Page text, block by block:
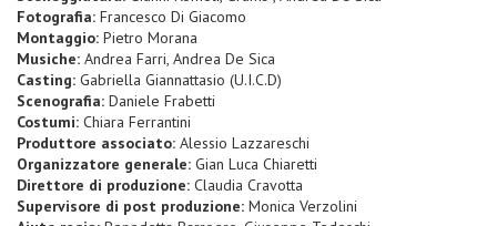
Fotografia: Francesco Di Giacomo
Montaggio: Pietro Morana
Musiche: Andrea Farri, Andrea De Sica
Casting: Gabriella Giannattasio (U.I.C.D)
Scenografia: Daniele Frabetti
Costumi: Chiara Ferrantini
Produttore associato: Alessio Lazzareschi
Organizzatore generale: Gian Luca Chiaretti
Direttore di produzione: Claudia Cravotta
Supervisore di post produzione: Monica Verzolini